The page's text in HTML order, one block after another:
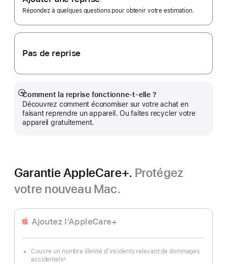
page
Répondez à quelques questions pour obtenir votre estimation.
Pas de reprise
Comment la reprise fonctionne-t-elle ?
Découvrez comment économiser sur votre achat en
faisant reprendre un appareil. Ou faites recycler votre
appareil gratuitement.
Afficher
plus
Garantie AppleCare+. Protégez
votre nouveau Mac.
Ajoutez l’AppleCare+
Couvre un nombre illimité d’incidents relevant de dommages
accidentels∆